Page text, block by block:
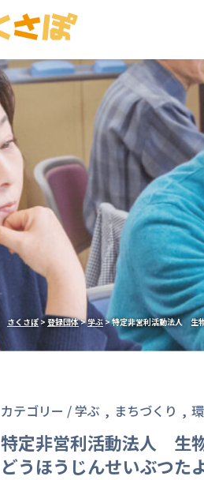
さくさぽ > 登録団体>学ぶ>特定非営利活動法人 生
カテゴリー /学ぶ まちづくり
特定非営利活動法人 生
どうほうじんせいぶつた